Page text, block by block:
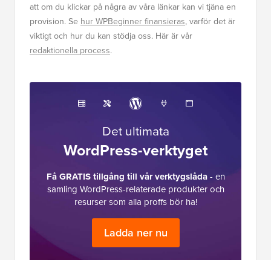
att om du klickar på några av våra länkar kan vi tjäna en
provision. Se hur WPBeginner finansieras, varför det är
viktigt och hur du kan stödja oss. Här är vår
redaktionella process.
Det ultimata
WordPress-verktyget
Få GRATIS tillgång till vår verktygslåda- en
samling WordPress-relaterade produkter och
resurser som alla proffs bör ha!
Ladda ner nu